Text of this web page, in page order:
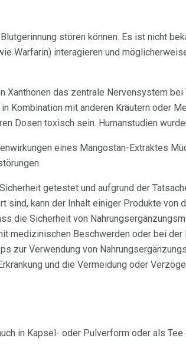
stören können. Es ist nicht
Warfarin) interagieren und
Xanthonen das zentrale Nervensystem
Kombination mit anderen Kräutern oder
Dosen toxisch sein. Humanstudien
eines Mangostan-Extraktes
getestet und aufgrund der
sind, kann der Inhalt einiger Produkte von
die Sicherheit von
medizinischen Beschwerden oder bei der
zur Verwendung von
und die Vermeidung oder
in Kapsel- oder Pulverform oder als Tee